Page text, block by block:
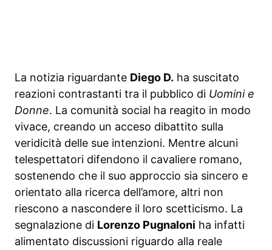
La notizia riguardante Diego D. ha suscitato
reazioni contrastanti tra il pubblico di Uomini e
Donne. La comunità social ha reagito in modo
vivace, creando un acceso dibattito sulla
veridicità delle sue intenzioni. Mentre alcuni
telespettatori difendono il cavaliere romano,
sostenendo che il suo approccio sia sincero e
orientato alla ricerca dell’amore, altri non
riescono a nascondere il loro scetticismo. La
segnalazione di Lorenzo Pugnaloni ha infatti
alimentato discussioni riguardo alla reale